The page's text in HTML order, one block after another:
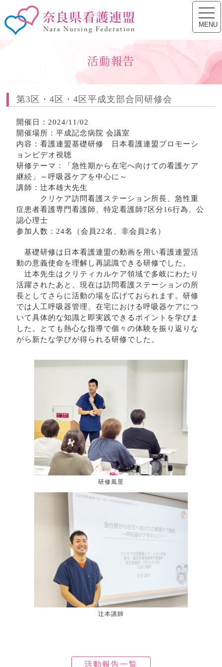
奈良県看護連盟
MENU
活動報告
第3区・4区・4区平成支部合同研修会
開催日：2024/11/02
開催場所：平成記念病院 会議室
内容：看護連盟基礎研修 日本看護連盟プロモーシ
ョンビデオ視聴
研修テーマ：「急性期から在宅へ向けての看護ケア
継続」～呼吸器ケアを中心に～
講師：辻本雄大先生
クリケア訪問看護ステーション所長、急性重
症患者看護専門看護師、特定看護師7区分16行為、公
認心理士
参加人数：24名（会員22名、非会員2名）
基礎研修は日本看護連盟の動画を用い看護連盟活
動の意義使命を理解し再認識できる研修でした。
辻本先生はクリティカルケア領域で多岐にわたり
活躍されたあと、現在は訪問看護ステーションの所
長としてさらに活動の場を広げておられます。研修
では人工呼吸器管理、在宅における呼吸器ケアにつ
いて具体的な知識と即実践できるポイントを学びま
した。とても熱心な指導で個々の体験を振り返りな
がら新たな学びが得られる研修でした。
研修風景
辻本講師
活動報告一覧